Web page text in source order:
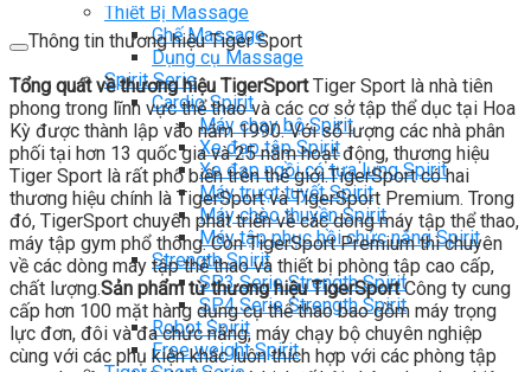
Thiết Bị Massage
Ghế Massage
Dụng cụ Massage
Spirit Serie
Cardio Spirit
Máy chạy bộ Spirit
Xe đạp tập Spirit
Xe đạp ngồi có tựa lưng Spirit
Máy trượt tuyết Spirit
Máy chèo thuyền Spirit
Máy tập phục hồi chức năng Spirit
Strength Spirit
SP3 Serie Strength Spirit
SP4 Serie Strength Spirit
Robot Spirit
Free weight Spirit
Thông tin thương hiệu Tiger Sport
Tổng quát về thương hiệu TigerSportTiger Sport là nhà tiên
phong trong lĩnh vực thể thao và các cơ sở tập thể dục tại Hoa
Kỳ được thành lập vào năm 1990. Với số lượng các nhà phân
phối tại hơn 13 quốc gia và 25 năm hoạt động, thương hiệu
Tiger Sport là rất phổ biến trên thế giới.TigerSport có hai
thương hiệu chính là TigerSport và TigerSport Premium. Trong
đó, TigerSport chuyên phát triển về các dòng máy tập thể thao,
máy tập gym phổ thông. Còn TigerSport Premium thì chuyên
về các dòng máy tập thể thao và thiết bị phòng tập cao cấp,
chất lượng.Sản phẩm từ thương hiệu TigerSportCông ty cung
cấp hơn 100 mặt hàng dụng cụ thể thao bao gồm máy trọng
lực đơn, đôi và đa chức năng, máy chạy bộ chuyên nghiệp
cùng với các phụ kiện khác luôn thích hợp với các phòng tập